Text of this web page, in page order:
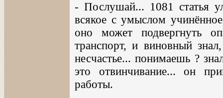
- Послушай... 1081 статья
всякое с умыслом
оно может подвергнуть
транспорт, и виновный
несчастье... понимаешь ?
это отвинчивание... он
работы.